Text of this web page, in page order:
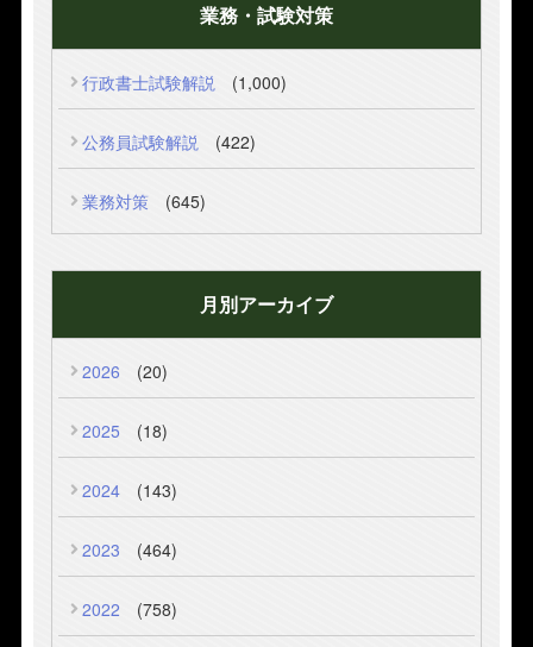
業務・試験対策
行政書士試験解説 (1,000)
公務員試験解説 (422)
業務対策 (645)
月別アーカイブ
2026 (20)
2025 (18)
2024 (143)
2023 (464)
2022 (758)